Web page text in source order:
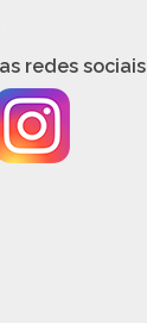
redes sociais